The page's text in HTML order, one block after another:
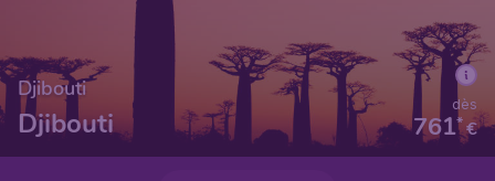
Djibouti
Djibouti €
761*
dès